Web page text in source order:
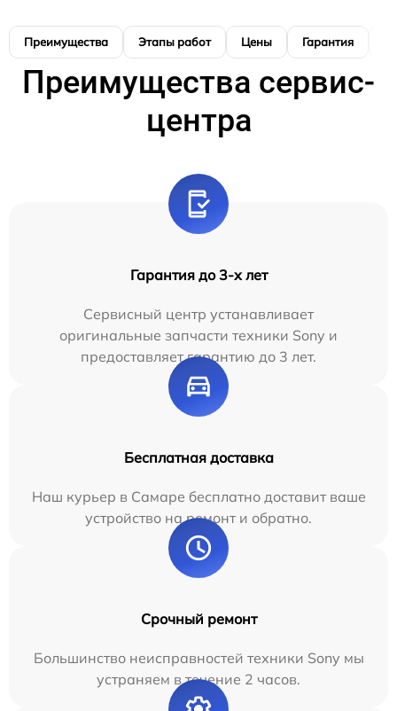
Преимущества Этапы работ Цены Гарантия
Преимущества сервис-
центра
Гарантия до 3-х лет
Сервисный центр устанавливает
оригинальные запчасти техники Sony и
предоставляет гарантию до 3 лет.
Бесплатная доставка
Наш курьер в Самаре бесплатно доставит ваше
устройство на ремонт и обратно.
Срочный ремонт
Большинство неисправностей техники Sony мы
устраняем в течение 2 часов.